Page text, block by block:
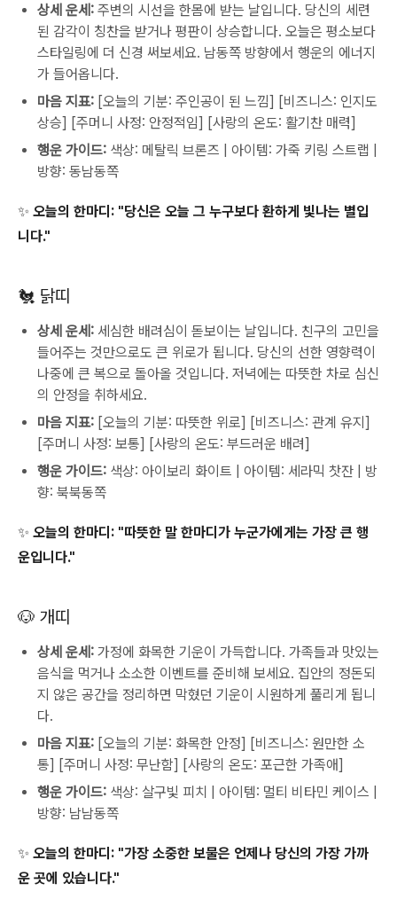
상세 운세: 주변의 시선을 한몸에 받는 날입니다. 당신의 세련
된 감각이 칭찬을 받거나 평판이 상승합니다. 오늘은 평소보다
스타일링에 더 신경 써보세요. 남동쪽 방향에서 행운의 에너지
가 들어옵니다.
마음 지표: [오늘의 기분: 주인공이 된 느낌] [비즈니스: 인지도
상승] [주머니 사정: 안정적임] [사랑의 온도: 활기찬 매력]
행운 가이드: 색상: 메탈릭 브론즈 | 아이템: 가죽 키링 스트랩 |
방향: 동남동쪽
✨ 오늘의 한마디: "당신은 오늘 그 누구보다 환하게 빛나는 별입
니다."
🐔 닭띠
상세 운세: 세심한 배려심이 돋보이는 날입니다. 친구의 고민을
들어주는 것만으로도 큰 위로가 됩니다. 당신의 선한 영향력이
나중에 큰 복으로 돌아올 것입니다. 저녁에는 따뜻한 차로 심신
의 안정을 취하세요.
마음 지표: [오늘의 기분: 따뜻한 위로] [비즈니스: 관계 유지]
[주머니 사정: 보통] [사랑의 온도: 부드러운 배려]
행운 가이드: 색상: 아이보리 화이트 | 아이템: 세라믹 찻잔 | 방
향: 북북동쪽
✨ 오늘의 한마디: "따뜻한 말 한마디가 누군가에게는 가장 큰 행
운입니다."
🐶 개띠
상세 운세: 가정에 화목한 기운이 가득합니다. 가족들과 맛있는
음식을 먹거나 소소한 이벤트를 준비해 보세요. 집안의 정돈되
지 않은 공간을 정리하면 막혔던 기운이 시원하게 풀리게 됩니
다.
마음 지표: [오늘의 기분: 화목한 안정] [비즈니스: 원만한 소
통] [주머니 사정: 무난함] [사랑의 온도: 포근한 가족애]
행운 가이드: 색상: 살구빛 피치 | 아이템: 멀티 비타민 케이스 |
방향: 남남동쪽
✨ 오늘의 한마디: "가장 소중한 보물은 언제나 당신의 가장 가까
운 곳에 있습니다."